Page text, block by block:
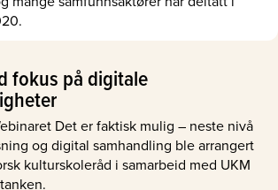
fokus på digitale
Det er faktisk mulig – neste nivå
og digital samhandling ble arrangert
kulturskoleråd i samarbeid med UKM